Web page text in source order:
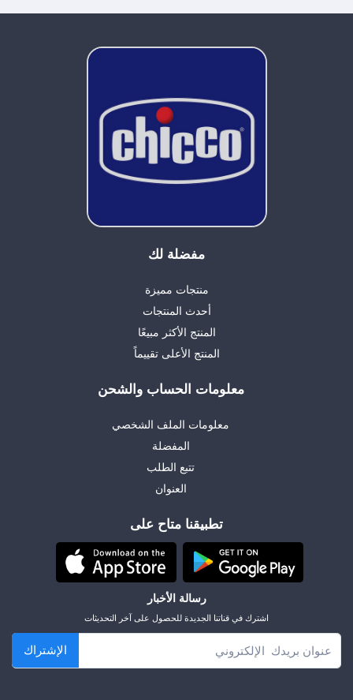
مفضلة لك
منتجات مميزة
أحدث المنتجات
المنتج الأكثر مبيعًا
المنتج الأعلى تقييماً
معلومات الحساب والشحن
معلومات الملف الشخصي
المفضلة
تتبع الطلب
العنوان
تطبيقنا متاح على
رسالة الأخبار
اشترك في قناتنا الجديدة للحصول على آخر التحديثات
الإشتراك